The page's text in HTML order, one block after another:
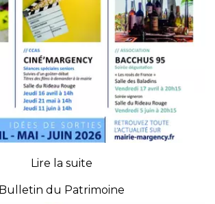
Bulletin du Patrimoine